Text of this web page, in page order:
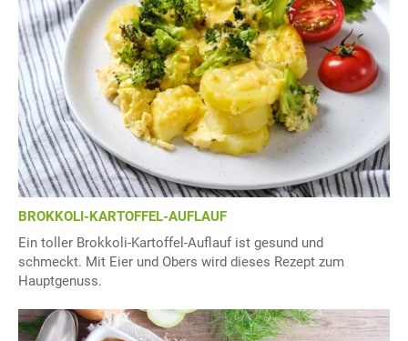
BROKKOLI-KARTOFFEL-AUFLAUF
Ein toller Brokkoli-Kartoffel-Auflauf ist gesund und
schmeckt. Mit Eier und Obers wird dieses Rezept zum
Hauptgenuss.